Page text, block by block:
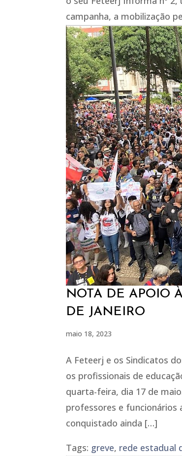
campanha, a mobilização
NOTA DE APOIO
DE JANEIRO
maio 18, 2023
A Feteerj e os Sindicatos
os profissionais de
quarta-feira, dia 17 de
professores e funcionários
conquistado ainda […]
Tags: greve, rede estadual